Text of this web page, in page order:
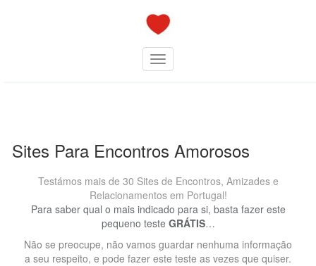
Toggle navigation
Sites Para Encontros Amorosos
Testámos mais de 30 Sites de Encontros, Amizades e
Relacionamentos em Portugal!
Para saber qual o mais indicado para si, basta fazer este
pequeno teste GRÁTIS…
Não se preocupe, não vamos guardar nenhuma informação
a seu respeito, e pode fazer este teste as vezes que quiser.